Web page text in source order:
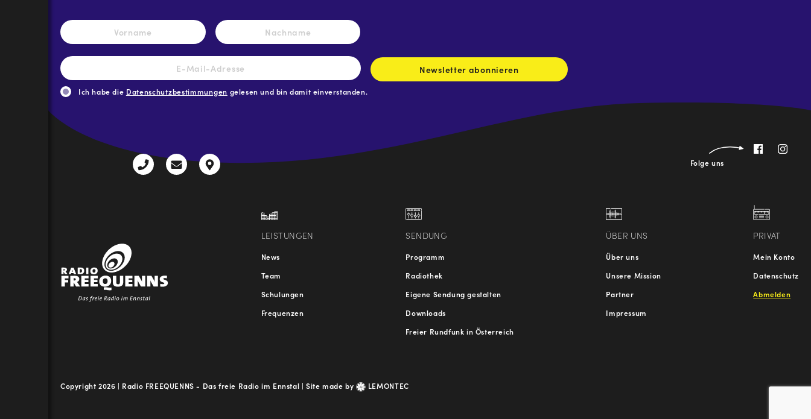
Name *
Vorname Nachname
E-
Mail-
Adresse *
Newsletter abonnieren
Ich habe die Datenschutzbestimmungen gelesen und bin damit einverstanden.
Folge uns
+43
radio@freequenns.at
Kulturhausstraße
LEISTUNGEN
News
Team
Schulungen
Frequenzen
SENDUNG
Programm
Radiothek
Eigene Sendung gestalten
Downloads
Freier Rundfunk in Österreich
ÜBER UNS
Über uns
Unsere Mission
Partner
Impressum
PRIVAT
Mein Konto
Datenschutz
Abmelden
Copyright 2026 | Radio FREEQUENNS - Das freie Radio im Ennstal |Site made by LEMONTEC